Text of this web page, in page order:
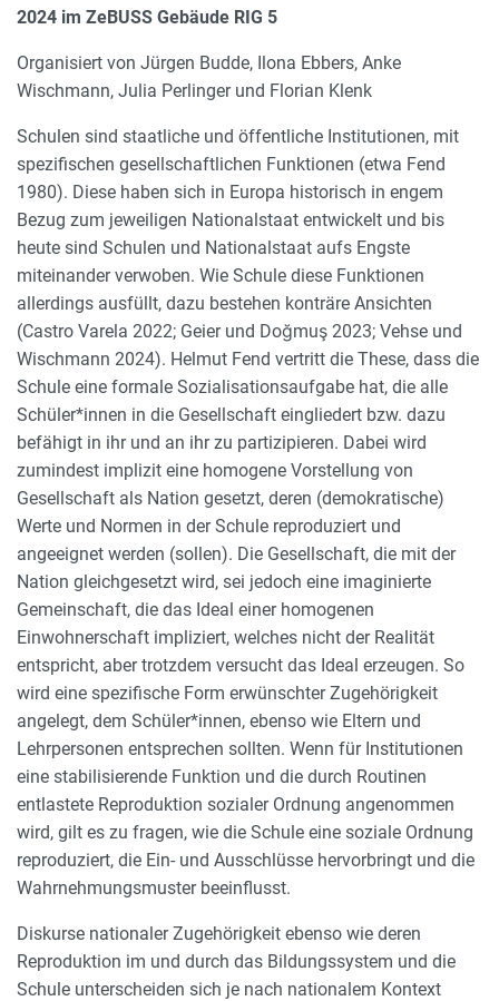
2024 im ZeBUSS Gebäude RIG 5
Organisiert von Jürgen Budde, Ilona Ebbers, Anke
Wischmann, Julia Perlinger und Florian Klenk
Schulen sind staatliche und öffentliche Institutionen, mit
spezifischen gesellschaftlichen Funktionen (etwa Fend
1980). Diese haben sich in Europa historisch in engem
Bezug zum jeweiligen Nationalstaat entwickelt und bis
heute sind Schulen und Nationalstaat aufs Engste
miteinander verwoben. Wie Schule diese Funktionen
allerdings ausfüllt, dazu bestehen konträre Ansichten
(Castro Varela 2022; Geier und Doğmuş 2023; Vehse und
Wischmann 2024). Helmut Fend vertritt die These, dass die
Schule eine formale Sozialisationsaufgabe hat, die alle
Schüler*innen in die Gesellschaft eingliedert bzw. dazu
befähigt in ihr und an ihr zu partizipieren. Dabei wird
zumindest implizit eine homogene Vorstellung von
Gesellschaft als Nation gesetzt, deren (demokratische)
Werte und Normen in der Schule reproduziert und
angeeignet werden (sollen). Die Gesellschaft, die mit der
Nation gleichgesetzt wird, sei jedoch eine imaginierte
Gemeinschaft, die das Ideal einer homogenen
Einwohnerschaft impliziert, welches nicht der Realität
entspricht, aber trotzdem versucht das Ideal erzeugen. So
wird eine spezifische Form erwünschter Zugehörigkeit
angelegt, dem Schüler*innen, ebenso wie Eltern und
Lehrpersonen entsprechen sollten. Wenn für Institutionen
eine stabilisierende Funktion und die durch Routinen
entlastete Reproduktion sozialer Ordnung angenommen
wird, gilt es zu fragen, wie die Schule eine soziale Ordnung
reproduziert, die Ein- und Ausschlüsse hervorbringt und die
Wahrnehmungsmuster beeinflusst.
Diskurse nationaler Zugehörigkeit ebenso wie deren
Reproduktion im und durch das Bildungssystem und die
Schule unterscheiden sich je nach nationalem Kontext